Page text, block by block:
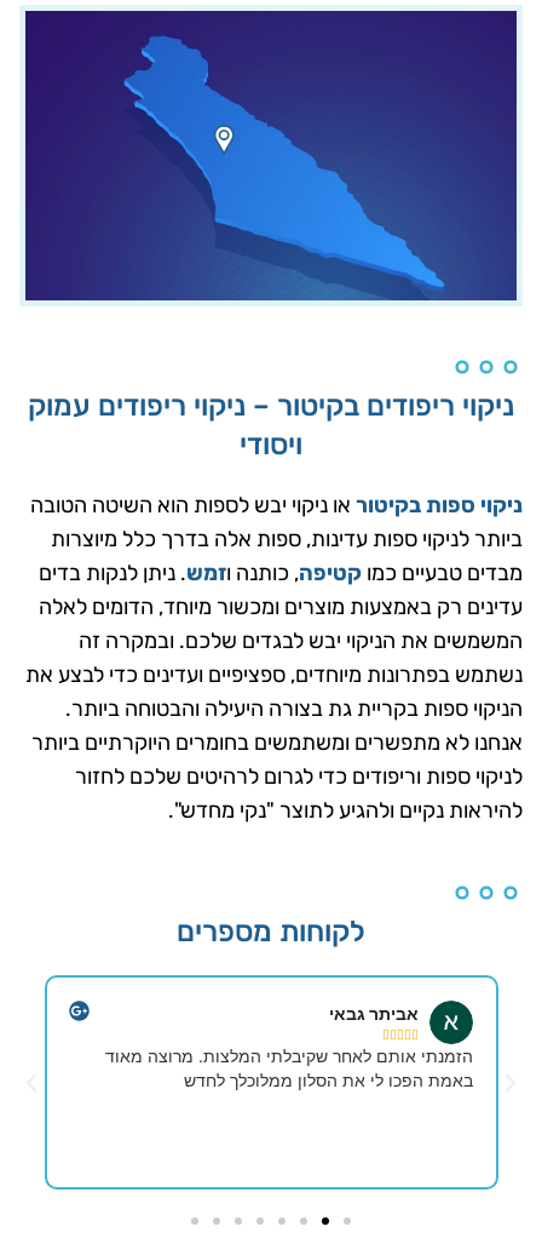
ניקוי ריפודים בקיטור – ניקוי ריפודים עמוק
ויסודי
ניקוי ספות בקיטור או ניקוי יבש לספות הוא השיטה הטובה
ביותר לניקוי ספות עדינות, ספות אלה בדרך כלל מיוצרות
מבדים טבעיים כמוקטיפה, כותנה וזמש. ניתן לנקות בדים
עדינים רק באמצעות מוצרים ומכשור מיוחד, הדומים לאלה
המשמשים את הניקוי יבש לבגדים שלכם. ובמקרה זה
נשתמש בפתרונות מיוחדים, ספציפיים ועדינים כדי לבצע את
הניקוי ספות בקריית גת בצורה היעילה והבטוחה ביותר.
אנחנו לא מתפשרים ומשתמשים בחומרים היוקרתיים ביותר
לניקוי ספות וריפודים כדי לגרום לרהיטים שלכם לחזור
להיראות נקיים ולהגיע לתוצר "נקי מחדש".
לקוחות מספרים
אביתר גבאי





הזמנתי אותם לאחר שקיבלתי המלצות. מרוצה מאוד
באמת הפכו לי את הסלון ממלוכלך לחדש